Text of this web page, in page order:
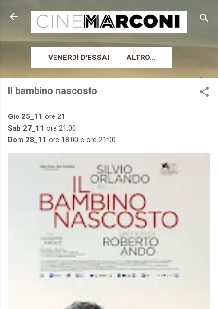
Passa ai contenuti principali
VENERDÌ D'ESSAI ALTRO…
Il bambino nascosto
Gio 25_11 ore 21
Sab 27_11 ore 21:00
Dom 28_11 ore 18:00 e ore 21:00